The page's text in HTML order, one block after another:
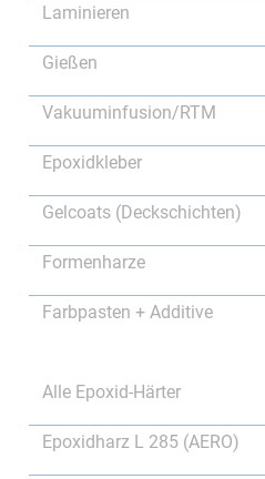
Laminieren
Gießen
Vakuuminfusion/RTM
Epoxidkleber
Gelcoats (Deckschichten)
Formenharze
Farbpasten + Additive
Alle Epoxid-Härter
Epoxidharz L 285 (AERO)